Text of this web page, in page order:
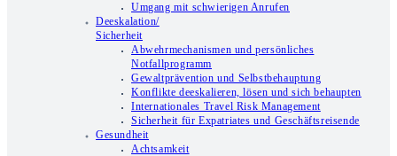
Umgang mit schwierigen Anrufen
Deeskalation/
Sicherheit
Abwehrmechanismen und persönliches
Notfallprogramm
Gewaltprävention und Selbstbehauptung
Konflikte deeskalieren, lösen und sich behaupten
Internationales Travel Risk Management
Sicherheit für Expatriates und Geschäftsreisende
Gesundheit
Achtsamkeit